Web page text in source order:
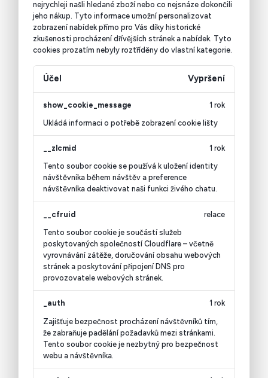
nejrychleji našli hledané zboží nebo co nejsnáze dokončili
jeho nákup. Tyto informace umožní personalizovat
zobrazení nabídek přímo pro Vás díky historické
zkušenosti procházení dřívějších stránek a nabídek. Tyto
cookies prozatím nebyly roztříděny do vlastní kategorie.
Účel Vypršení
show_cookie_message
Ukládá informaci o potřebě zobrazení cookie lišty
1 rok
__zlcmid
Tento soubor cookie se používá k uložení identity
návštěvníka během návštěv a preference
návštěvníka deaktivovat naši funkci živého chatu.
1 rok
__cfruid
Tento soubor cookie je součástí služeb
poskytovaných společností Cloudflare – včetně
vyrovnávání zátěže, doručování obsahu webových
stránek a poskytování připojení DNS pro
provozovatele webových stránek.
relace
_auth
Zajišťuje bezpečnost procházení návštěvníků tím,
že zabraňuje padělání požadavků mezi stránkami.
Tento soubor cookie je nezbytný pro bezpečnost
webu a návštěvníka.
1 rok